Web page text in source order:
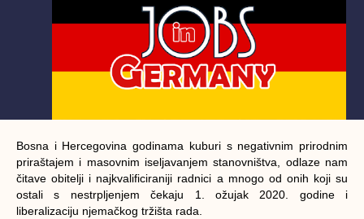
Bosna i Hercegovina godinama kuburi s negativnim prirodnim
priraštajem i masovnim iseljavanjem stanovništva, odlaze nam
čitave obitelji i najkvalificiraniji radnici a mnogo od onih koji su
ostali s nestrpljenjem čekaju 1. ožujak 2020. godine i
liberalizaciju njemačkog tržišta rada.